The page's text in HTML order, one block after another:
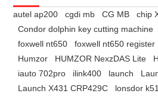
autel ap200 cgdi mb CG MB
chip
Condor dolphin key cutting machine
foxwell nt650
foxwell nt650 register
Humzor
HUMZOR NexzDAS Lite
iauto 702pro
ilink400 launch
Launch X431 CRP429C
lonsdor